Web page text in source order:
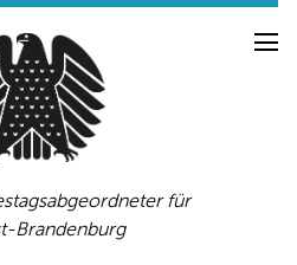
für
Brandenburg